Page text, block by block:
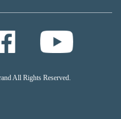
All Rights Reserved.